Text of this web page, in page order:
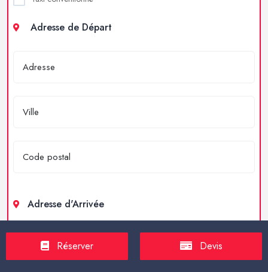
Adresse de Départ
Adresse d'Arrivée
Réserver Devis